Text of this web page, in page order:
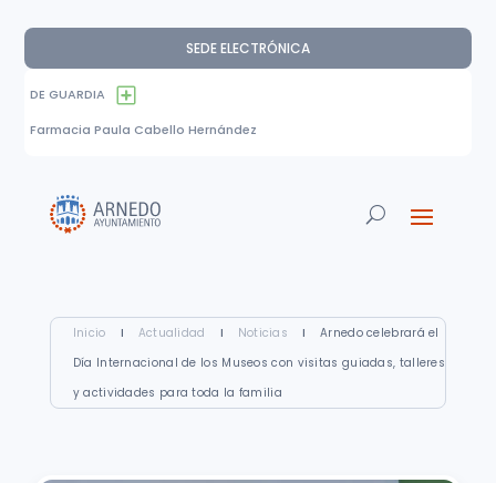
SEDE ELECTRÓNICA
DE GUARDIA
Farmacia Paula Cabello Hernández
Inicio I Actualidad I Noticias I
Arnedo celebrará el
Día Internacional de los Museos con visitas guiadas, talleres
y actividades para toda la familia